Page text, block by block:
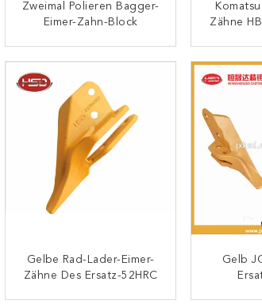
Zweimal Polieren Bagger-
Eimer-Zahn-Block
KONTAKT
Zähne
Gelbe Rad-Lader-Eimer-
Zähne Des Ersatz-52HRC
Gelb